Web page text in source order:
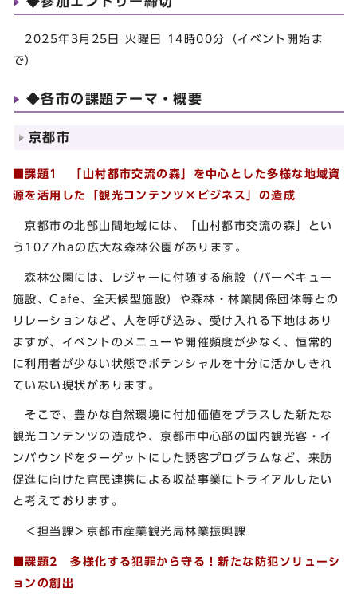
2025年3月25日 火曜日 14時00分（イベント開始ま
で）
◆各市の課題テーマ・概要
京都市
■課題1
「山村都市交流の森」を中心とした多様な地域資
源を活用した「観光コンテンツ×ビジネス」の造成
京都市の北部山間地域には、「山村都市交流の森」とい
う1077haの広大な森林公園があります。
森林公園には、レジャーに付随する施設（バーベキュー
施設、Cafe、全天候型施設）や森林・林業関係団体等との
リレーションなど、人を呼び込み、受け入れる下地はあり
ますが、イベントのメニューや開催頻度が少なく、恒常的
に利用者が少ない状態でポテンシャルを十分に活かしきれ
ていない現状があります。
そこで、豊かな自然環境に付加価値をプラスした新たな
観光コンテンツの造成や、京都市中心部の国内観光客・イ
ンバウンドをターゲットにした誘客プログラムなど、来訪
促進に向けた官民連携による収益事業にトライアルしたい
と考えております。
＜担当課＞京都市産業観光局林業振興課
■課題2多様化する犯罪から守る！新たな防犯ソリューシ
ョンの創出